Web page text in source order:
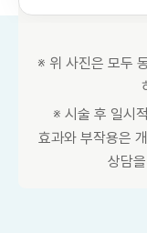
※ 위 사진은 모두
※ 시술 후 일시
효과와 부작용은
상담